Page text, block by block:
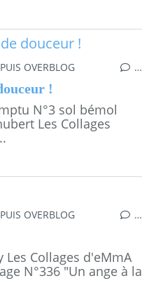
OVERBLOG …
!
N°3 sol bémol
Les Collages
OVERBLOG …
Les Collages d'eMmA
N°336 "Un ange à la